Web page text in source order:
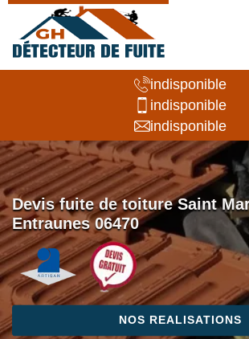
indisponible
indisponible
indisponible
Devis fuite de toiture Saint
Entraunes 06470
NOS REALISATIONS